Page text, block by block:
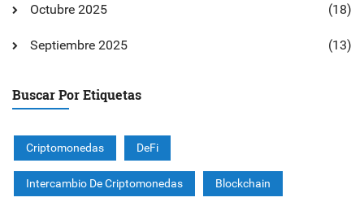
Octubre 2025 (18)
Septiembre 2025 (13)
Buscar Por Etiquetas
Criptomonedas DeFi
Intercambio De Criptomonedas Blockchain